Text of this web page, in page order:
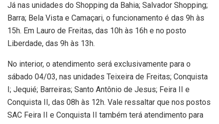
Já nas unidades do Shopping da Bahia; Salvador Shopping;
Barra; Bela Vista e Camaçari, o funcionamento é das 9h às
15h. Em Lauro de Freitas, das 10h às 16h e no posto
Liberdade, das 9h às 13h.
No interior, o atendimento será exclusivamente para o
sábado 04/03, nas unidades Teixeira de Freitas; Conquista
I; Jequié; Barreiras; Santo Antônio de Jesus; Feira II e
Conquista II, das 08h às 12h. Vale ressaltar que nos postos
SAC Feira II e Conquista II também terá atendimento para